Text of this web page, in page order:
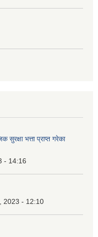
भत्ता प्राप्त गरेका
- 14:16
2023 - 12:10